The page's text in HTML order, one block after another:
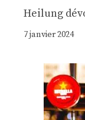
Heilung
7 janvier 2024